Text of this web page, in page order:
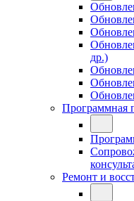
др.)
Программная
Ремонт и